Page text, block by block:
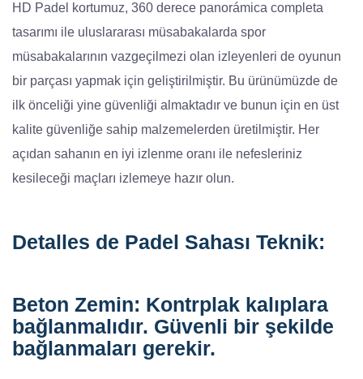
HD Padel kortumuz, 360 derece panorámica completa
tasarımı ile uluslararası müsabakalarda spor
müsabakalarının vazgeçilmezi olan izleyenleri de oyunun
bir parçası yapmak için geliştirilmiştir. Bu ürünümüzde de
ilk önceliği yine güvenliği almaktadır ve bunun için en üst
kalite güvenliğe sahip malzemelerden üretilmiştir. Her
açıdan sahanın en iyi izlenme oranı ile nefesleriniz
kesileceği maçları izlemeye hazır olun.
Detalles de Padel Sahası Teknik:
Beton Zemin: Kontrplak kalıplara
bağlanmalıdır. Güvenli bir şekilde
bağlanmaları gerekir.